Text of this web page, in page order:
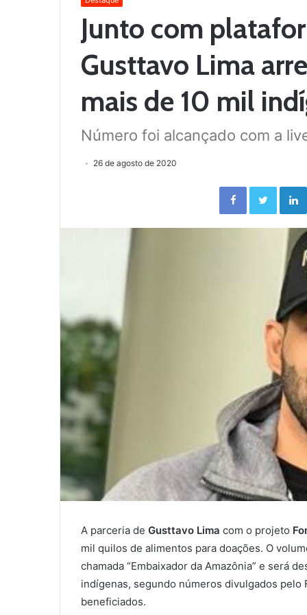
Junto com
Gusttavo Lima
mais de 10 mil
Número foi alcançado com a
26 de agosto de 2020
Facebook Twitter
A parceria de Gusttavo Lima com o projeto
mil quilos de alimentos para doações. O
chamada “Embaixador da Amazônia” e será
indígenas, segundo números divulgados pelo
beneficiados.